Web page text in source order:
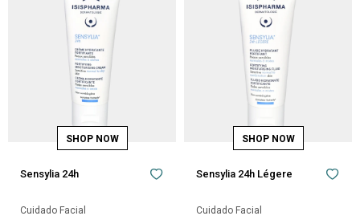
Sensylia 24h
Cuidado Facial
Sensylia 24h Légere
Cuidado Facial